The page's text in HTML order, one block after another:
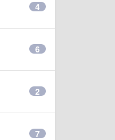
4
6
2
7